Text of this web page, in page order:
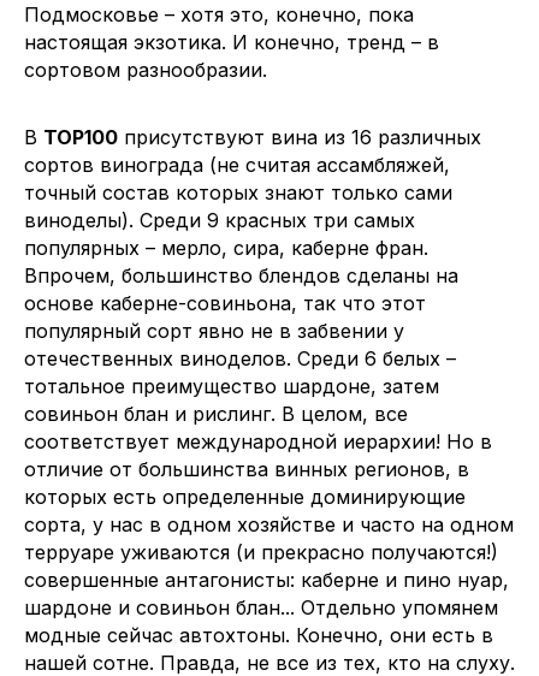
Подмосковье – хотя это, конечно, пока
настоящая экзотика. И конечно, тренд – в
сортовом разнообразии.
В TOP100 присутствуют вина из 16 различных
сортов винограда (не считая ассамбляжей,
точный состав которых знают только сами
виноделы). Среди 9 красных три самых
популярных – мерло, сира, каберне фран.
Впрочем, большинство блендов сделаны на
основе каберне-совиньона, так что этот
популярный сорт явно не в забвении у
отечественных виноделов. Среди 6 белых –
тотальное преимущество шардоне, затем
совиньон блан и рислинг. В целом, все
соответствует международной иерархии! Но в
отличие от большинства винных регионов, в
которых есть определенные доминирующие
сорта, у нас в одном хозяйстве и часто на одном
терруаре уживаются (и прекрасно получаются!)
совершенные антагонисты: каберне и пино нуар,
шардоне и совиньон блан... Отдельно упомянем
модные сейчас автохтоны. Конечно, они есть в
нашей сотне. Правда, не все из тех, кто на слуху.